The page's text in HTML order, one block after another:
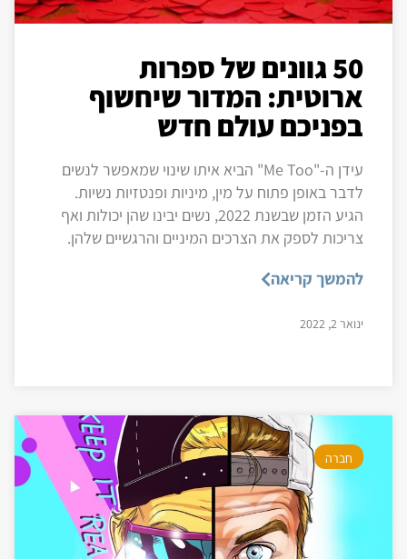
50 גוונים של ספרות
ארוטית: המדור שיחשוף
בפניכם עולם חדש
עידן ה-"Me Too" הביא איתו שינוי שמאפשר לנשים
לדבר באופן פתוח על מין, מיניות ופנטזיות נשיות.
הגיע הזמן שבשנת 2022, נשים יבינו שהן יכולות ואף
צריכות לספק את הצרכים המיניים והרגשיים שלהן.
להמשך קריאה
ינואר 2, 2022
חברה